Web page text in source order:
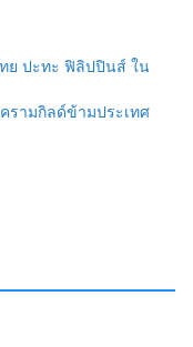
ทย ปะทะ ฟิลิปปินส์ ใน
รามกิลด์ข้ามประเทศ